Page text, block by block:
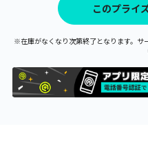
このプライ
※在庫がなくなり次第終了となります。サ